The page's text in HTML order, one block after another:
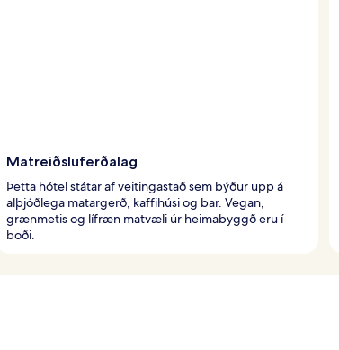
Matreiðsluferðalag
Þetta hótel státar af veitingastað sem býður upp á
alþjóðlega matargerð, kaffihúsi og bar. Vegan,
grænmetis og lífræn matvæli úr heimabyggð eru í
boði.